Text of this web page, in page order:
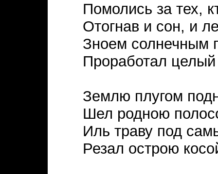
Помолись за тех,
Отогнав и сон, и
Зноем солнечным
Проработал
Землю плугом
Шел родною
Иль траву под
Резал острою